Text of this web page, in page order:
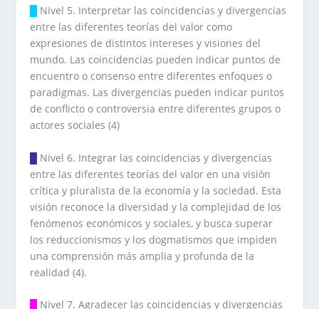
Nivel 5. Interpretar las coincidencias y divergencias
entre las diferentes teorías del valor como
expresiones de distintos intereses y visiones del
mundo. Las coincidencias pueden indicar puntos de
encuentro o consenso entre diferentes enfoques o
paradigmas. Las divergencias pueden indicar puntos
de conflicto o controversia entre diferentes grupos o
actores sociales (4)
Nivel 6. Integrar las coincidencias y divergencias
entre las diferentes teorías del valor en una visión
crítica y pluralista de la economía y la sociedad. Esta
visión reconoce la diversidad y la complejidad de los
fenómenos económicos y sociales, y busca superar
los reduccionismos y los dogmatismos que impiden
una comprensión más amplia y profunda de la
realidad (4).
Nivel 7. Agradecer las coincidencias y divergencias